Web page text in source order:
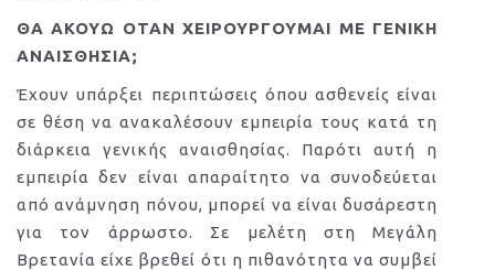
ΘΑ ΑΚΟΥΩ ΟΤΑΝ ΧΕΙΡΟΥΡΓΟΥΜΑΙ ΜΕ ΓΕΝΙΚΗ
ΑΝΑΙΣΘΗΣΙΑ;
Έχουν υπάρξει περιπτώσεις όπου ασθενείς είναι
σε θέση να ανακαλέσουν εμπειρία τους κατά τη
διάρκεια γενικής αναισθησίας. Παρότι αυτή η
εμπειρία δεν είναι απαραίτητο να συνοδεύεται
από ανάμνηση πόνου, μπορεί να είναι δυσάρεστη
για τον άρρωστο. Σε μελέτη στη Μεγάλη
Βρετανία είχε βρεθεί ότι η πιθανότητα να συμβεί